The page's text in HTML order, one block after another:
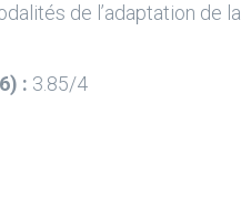
de l’adaptation de la
: 3.85/4